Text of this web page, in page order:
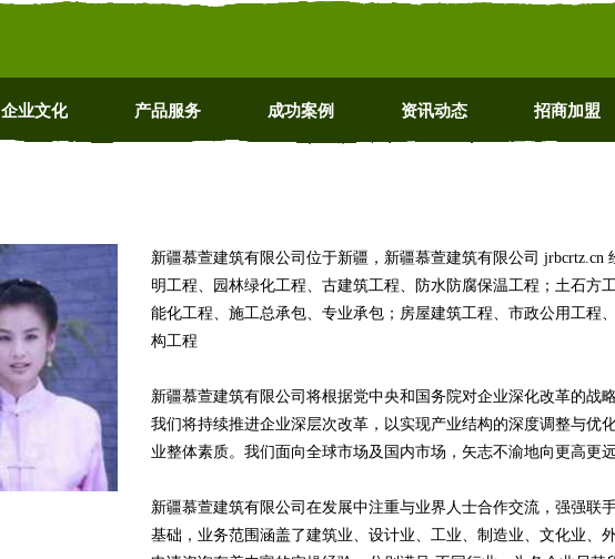
企业文化 产品服务 成功案例 资讯动态 招商加盟
新疆慕萱建筑有限公司位于新疆，新疆慕萱建筑有限公司
明工程、园林绿化工程、古建筑工程、防水防腐保温工程；土石方
能化工程、施工总承包、专业承包；房屋建筑工程、市政公用工程
构工程
新疆慕萱建筑有限公司将根据党中央和国务院对企业深化改革的战
我们将持续推进企业深层次改革，以实现产业结构的深度调整与优
业整体素质。我们面向全球市场及国内市场，矢志不渝地向更高更
新疆慕萱建筑有限公司在发展中注重与业界人士合作交流，强强联
基础，业务范围涵盖了建筑业、设计业、工业、制造业、文化业、